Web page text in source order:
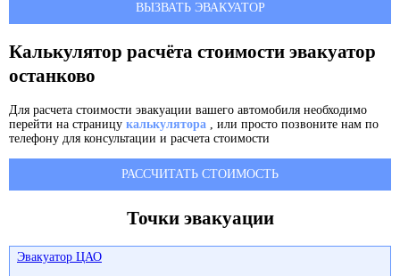
ВЫЗВАТЬ ЭВАКУАТОР
Калькулятор расчёта стоимости эвакуатор
останково
Для расчета стоимости эвакуации вашего автомобиля необходимо
перейти на страницу калькулятора , или просто позвоните нам по
телефону для консультации и расчета стоимости
РАССЧИТАТЬ СТОИМОСТЬ
Точки эвакуации
Эвакуатор ЦАО